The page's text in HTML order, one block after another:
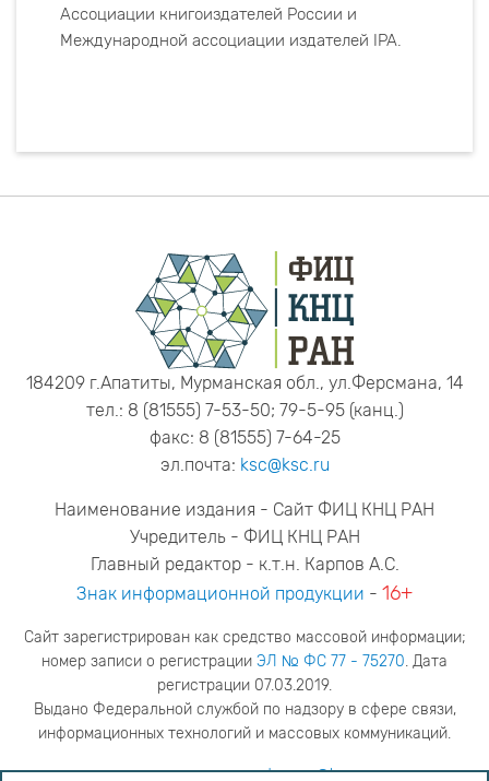
Ассоциации книгоиздателей России и
Международной ассоциации издателей IPA.
184209 г.Апатиты, Мурманская обл., ул.Ферсмана, 14
тел.: 8 (81555) 7-53-50; 79-5-95 (канц.)
факс: 8 (81555) 7-64-25
эл.почта: ksc@ksc.ru
Наименование издания - Сайт ФИЦ КНЦ РАН
Учредитель - ФИЦ КНЦ РАН
Главный редактор - к.т.н. Карпов А.С.
Знак информационной продукции - 16+
Сайт зарегистрирован как средство массовой информации;
номер записи о регистрации ЭЛ № ФС 77 - 75270. Дата
регистрации 07.03.2019.
Выдано Федеральной службой по надзору в сфере связи,
информационных технологий и массовых коммуникаций.
адрес редакцииya.stogova@ksc.ru